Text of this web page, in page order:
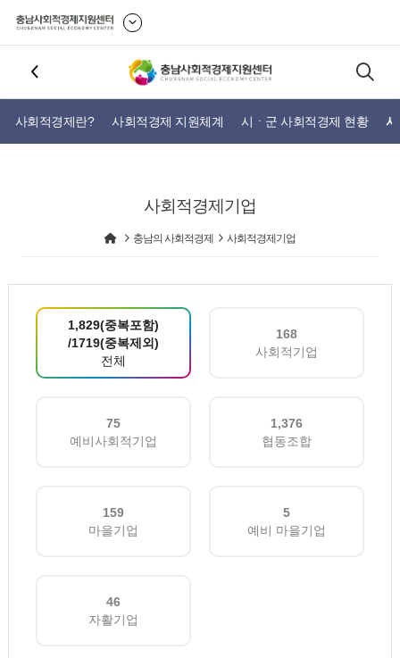
사회적경제란? 사회적경제 지원체계 시ㆍ군 사회적경제 현황
사회적경제기업
충남의 사회적경제 사회적경제기업
1,829(중복포함)
/1719(중복제외)
전체
168
사회적기업
75
예비사회적기업
1,376
협동조합
159
마을기업
5
예비 마을기업
46
자활기업